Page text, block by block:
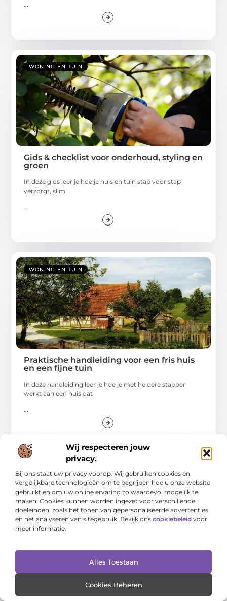
Wij respecteren jouw
privacy.
Bij ons staat uw privacy voorop. Wij gebruiken cookies en
vergelijkbare technologieën om te begrijpen hoe u onze website
gebruikt en om uw online ervaring zo waardevol mogelijk te
maken. Cookies kunnen worden ingezet voor verschillende
doeleinden, zoals het tonen van gepersonaliseerde advertenties
en het analyseren van sitegebruik. Bekijk ons cookiebeleid voor
meer informatie.
Alles Toestaan
Cookies Beheren
...
WONING EN TUIN
Gids & checklist voor onderhoud, styling en
groen
In deze gids leer je hoe je huis en tuin stap voor stap
verzorgt, slim
...
WONING EN TUIN
Praktische handleiding voor een fris huis
en een fijne tuin
In deze handleiding leer je hoe je met heldere stappen
werkt aan een huis dat
...
WONING EN TUIN
Checklist-gids voor een opgeruimd huis en
een verzorgde tuin
Een opgeruimd huis en een verzorgde tuin geven rust,
overzicht en maken dagelijks onderhoud een